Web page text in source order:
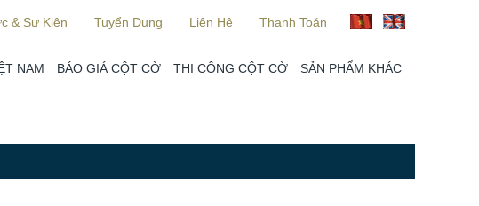
& Sự Kiện Tuyển Dụng Liên Hệ Thanh Toán
NAM BÁO GIÁ CỘT CỜ THI CÔNG CỘT CỜ SẢN PHẨM KHÁC